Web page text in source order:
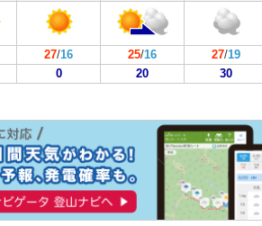
27/16 25/16 27/19
0 20 30